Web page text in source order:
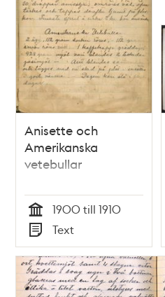
Anisette och
Amerikanska
vetebullar
Tid
1900 till 1910
Typ
Text